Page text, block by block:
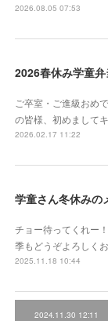
2026.08.05 07:53
2026春休み学童弁
ご卒室・ご進級おめ
の皆様、初めまして
2026.02.17 11:22
学童さん冬休みの
チョー待ってくれー
季もどうぞよろしく
2025.11.18 10:44
2024.11.30 12:11